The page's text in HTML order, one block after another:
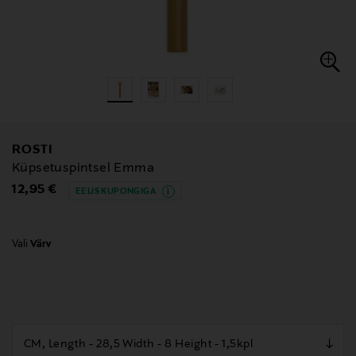
ROSTI
Küpsetuspintsel Emma
Original Price
12,95 € EELIS KUPONGIGA
Vali Värv